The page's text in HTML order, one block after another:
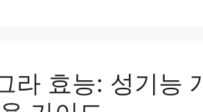
라 효능: 성기능